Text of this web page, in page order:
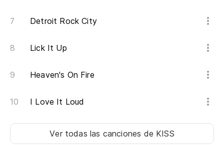
Detroit Rock City
Lick It Up
Heaven's On Fire
I Love It Loud
Ver todas las canciones de KISS